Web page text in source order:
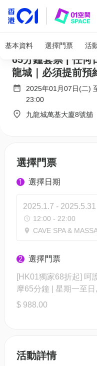
基本資料 選擇門票 活
Cave Spa &
65分鐘套票 | 任何
龍城｜必須提前預
2025年01月07日(二)
23:00
九龍城萬基大廈8號舖
選擇門票
1 選擇日期
2025.1.7 - 2025.5.31
12:00 - 22:00
CAVE SPA &
2 選擇門票
[HK01獨家68折起] 呵
摩65分鐘 | 星期一至
$ 988.00
活動詳情